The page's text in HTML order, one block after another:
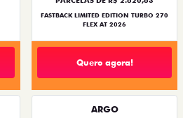
FASTBACK LIMITED EDITION TURBO 270
FLEX AT 2026
Quero agora!
ARGO